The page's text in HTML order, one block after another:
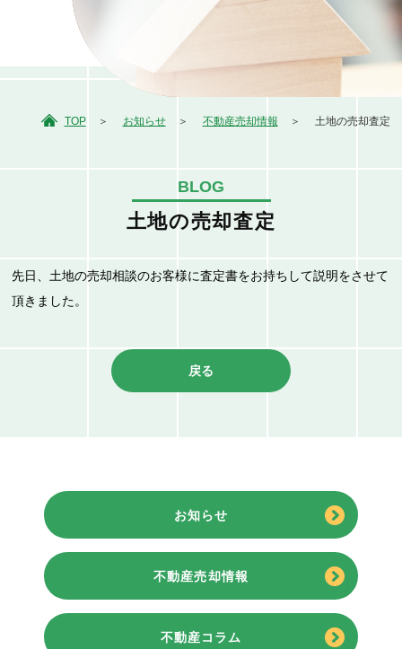
TOP お知らせ 不動産売却情報 土地の売却査定
BLOG
土地の売却査定
先日、土地の売却相談のお客様に査定書をお持ちして説明をさせて
頂きました。
戻る
お知らせ
不動産売却情報
不動産コラム